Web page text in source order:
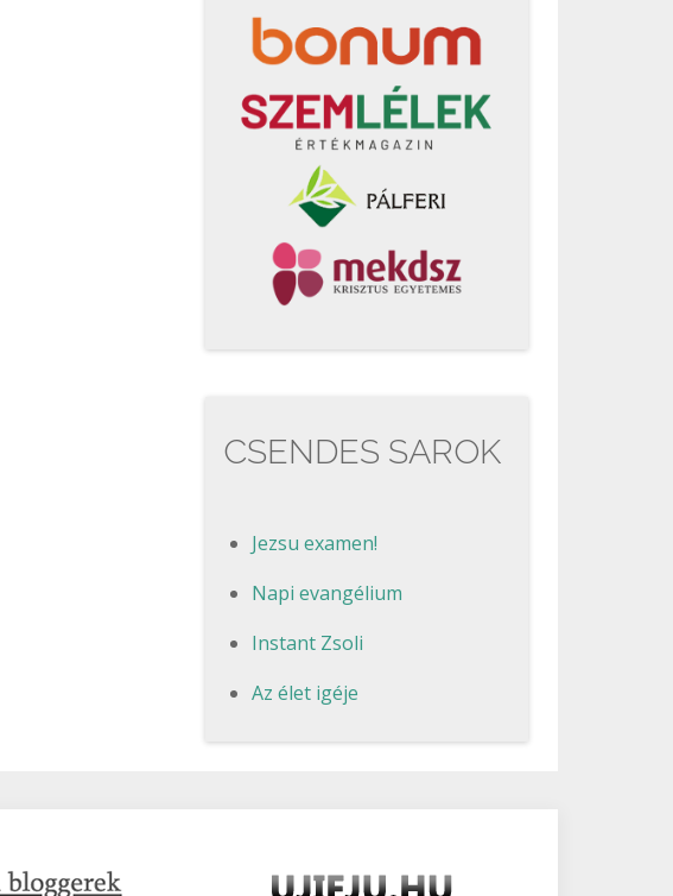
CSENDES SAROK
Jezsu examen!
Napi evangélium
Instant Zsoli
Az élet igéje